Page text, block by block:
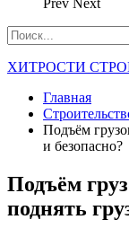
Prev Next
ХИТРОСТИ
Главная
Подъём
и безопасно?
Подъём
поднять